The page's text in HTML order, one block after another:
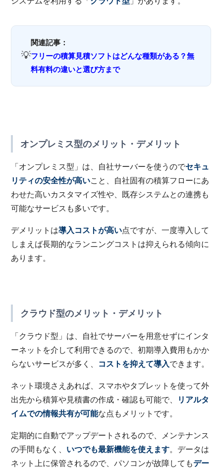
💡
関連記事：
フリーの積算見積ソフトはどんな種類がある？無
料有料の違いと選び方まで
オンプレミス型のメリット・デメリット
「オンプレミス型」は、自社サーバーを使うのでセキュ
リティの安全性が高いこと、自社固有の積算フローにあ
わせた高いカスタマイズ性や、既存システムとの連携も
可能なサービスも多いです。
デメリットは導入コストが高い点ですが、一度導入して
しまえば長期的なランニングコストは抑えられる傾向に
あります。
クラウド型のメリット・デメリット
「クラウド型」は、自社でサーバーを用意せずにインタ
ーネットを介して利用できるので、初期導入費用もかか
らないサービスが多く、 コストを抑えて導入できます。
ネット環境さえあれば、スマホやタブレットを使って外
出先から積算や見積書の作成・確認も可能で、
リアルタ
イムでの情報共有が可能な点もメリットです。
定期的に自動でアップデートされるので、メンテナンス
の手間もなく、 いつでも最新機能を使えます。データは
ネット上に保管されるので、パソコンが故障してもデー